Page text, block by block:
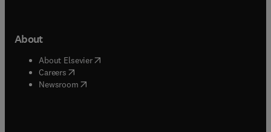
About
About Elsevier( opens in new tab/window
Careers opens in new tab/window
Newsroom( opens in new tab/window